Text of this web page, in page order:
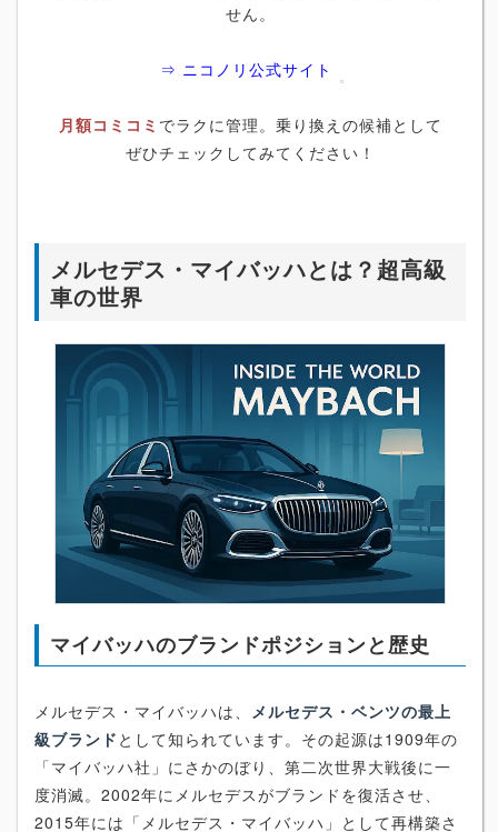
せん。
⇒ ニコノリ公式サイト
月額コミコミ でラクに管理。乗り換えの候補として
ぜひチェックしてみてください！
メルセデス・マイバッハとは？超高級
車の世界
マイバッハのブランドポジションと歴史
メルセデス・マイバッハは、 メルセデス・ベンツの最上
級ブランド として知られています。その起源は1909年の
「マイバッハ社」にさかのぼり、第二次世界大戦後に一
度消滅。2002年にメルセデスがブランドを復活させ、
2015年には「メルセデス・マイバッハ」として再構築さ